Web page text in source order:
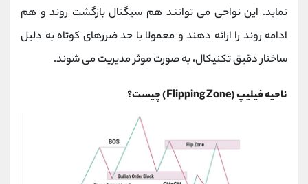
نماید. این نواحی می ‌توانند هم سیگنال بازگشت روند و هم
ادامه روند را ارائه دهند و معمولا با حد ضررهای کوتاه به دلیل
ساختار دقیق تکنیکال، به صورت موثر مدیریت می ‌شوند.
ناحیه فیلیپ (Flipping Zone) چیست؟